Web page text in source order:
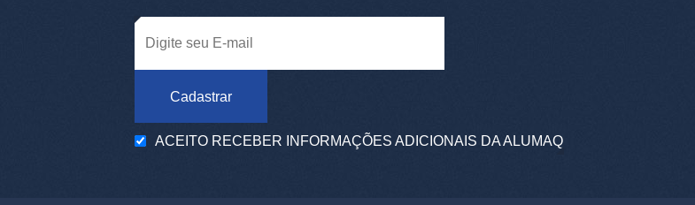
Cadastrar
ACEITO RECEBER INFORMAÇÕES ADICIONAIS DA ALUMAQ